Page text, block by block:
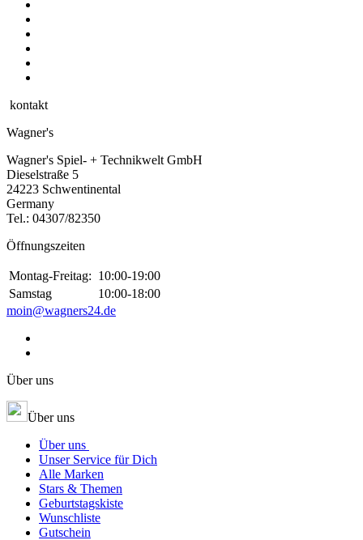
kontakt
Wagner's
Wagner's Spiel- + Technikwelt GmbH
Dieselstraße 5
24223 Schwentinental
Germany
Tel.: 04307/82350
Öffnungszeiten
Montag-Freitag: 10:00-19:00
Samstag
10:00-18:00
moin@wagners24.de
Über uns
Über uns
Über uns
Unser Service für Dich
Alle Marken
Stars & Themen
Geburtstagskiste
Wunschliste
Gutschein